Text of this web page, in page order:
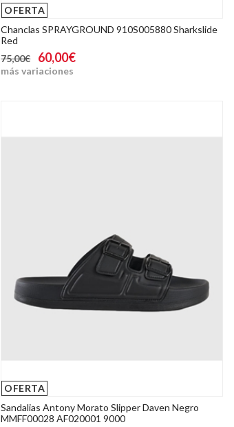
OFERTA
Chanclas SPRAYGROUND 910S005880 Sharkslide
Red
75,00€
60,00€
más variaciones
OFERTA
Sandalias Antony Morato Slipper Daven Negro
MMFF00028 AF020001 9000